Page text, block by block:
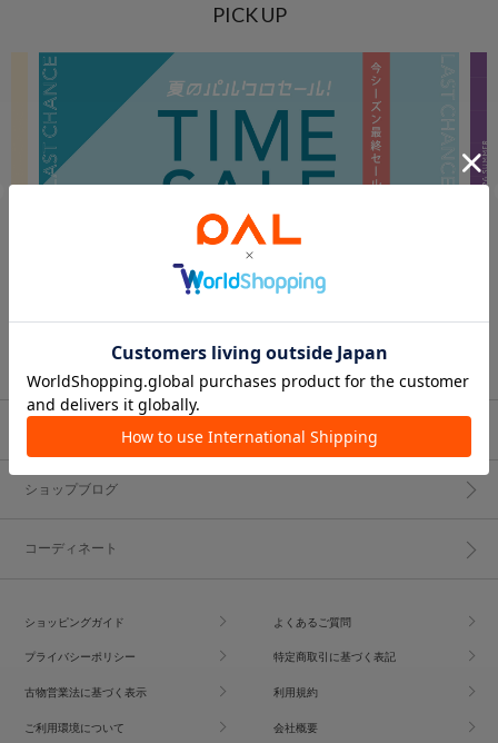
PICK UP
ショップブログ
コーディネート
ショッピングガイド よくあるご質問
プライバシーポリシー 特定商取引に基づく表記
古物営業法に基づく表示 利用規約
ご利用環境について 会社概要